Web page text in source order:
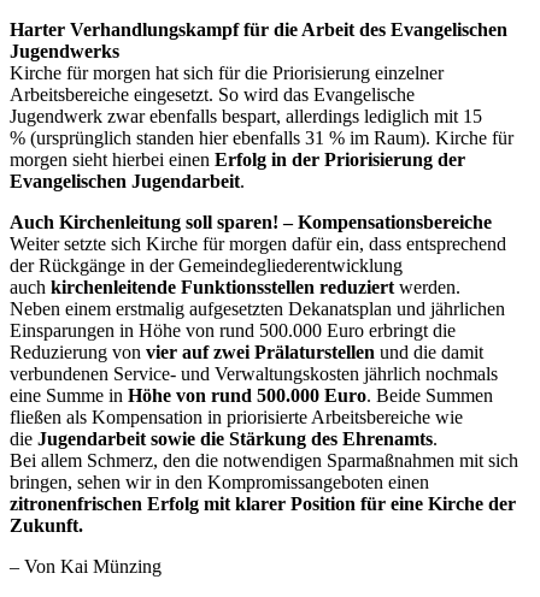
Harter Verhandlungskampf für die Arbeit des Evangelischen
Jugendwerks
Kirche für morgen hat sich für die Priorisierung einzelner
Arbeitsbereiche eingesetzt. So wird das Evangelische
Jugendwerk zwar ebenfalls bespart, allerdings lediglich mit 15
% (ursprünglich standen hier ebenfalls 31 % im Raum). Kirche für
morgen sieht hierbei einen Erfolg in der Priorisierung der
Evangelischen Jugendarbeit.
Auch Kirchenleitung soll sparen! – Kompensationsbereiche
Weiter setzte sich Kirche für morgen dafür ein, dass entsprechend
der Rückgänge in der Gemeindegliederentwicklung
auch kirchenleitende Funktionsstellen reduziert werden.
Neben einem erstmalig aufgesetzten Dekanatsplan und jährlichen
Einsparungen in Höhe von rund 500.000 Euro erbringt die
Reduzierung von vier auf zwei Prälaturstellen und die damit
verbundenen Service- und Verwaltungskosten jährlich nochmals
eine Summe in Höhe von rund 500.000 Euro. Beide Summen
fließen als Kompensation in priorisierte Arbeitsbereiche wie
die Jugendarbeit sowie die Stärkung des Ehrenamts.
Bei allem Schmerz, den die notwendigen Sparmaßnahmen mit sich
bringen, sehen wir in den Kompromissangeboten einen
zitronenfrischen Erfolg mit klarer Position für eine Kirche der
Zukunft.
– Von Kai Münzing